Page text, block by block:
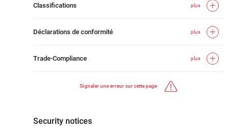
Classifications plus
Déclarations de conformité plus
Trade-Compliance plus
Signaler une erreur sur cette page
Security notices